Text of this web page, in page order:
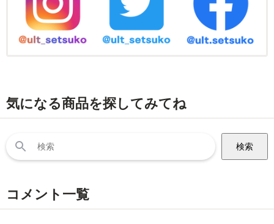
気になる商品を探してみてね
索:
コメント一覧